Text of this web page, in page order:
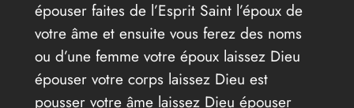
épouser faites de l’Esprit Saint l’époux de
votre âme et ensuite vous ferez des noms
ou d’une femme votre époux laissez Dieu
épouser votre corps laissez Dieu est
pousser votre âme laissez Dieu épouser